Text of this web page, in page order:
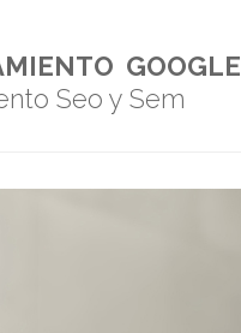
GOOGLE
Seo y Sem